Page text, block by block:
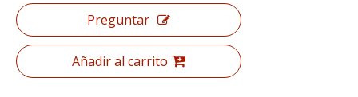
Preguntar
Añadir al carrito